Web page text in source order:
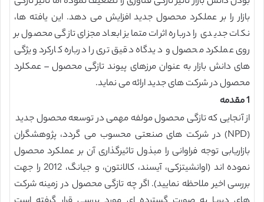
بازار را بر عملکرد محصول جدید افزایش می دهد. این یافته ها،
نکات جدیدی را درباره اثرات متمایز ابعاد مجزای تازگی محصول بر
روی عملکرد محصول و دیدگاه دقیق تری را درباره کارکرد ویژگی
های دانش بازار به عنوان مرزهای پیوند تازگی محصول – عمکلرد
محصول در شرکت های جدید ارائه می نماید.
1 مقدمه
از آنجایی که تازگی محصول مولفه مهمی در توسعه محصول جدید
(NPD) در شرکت های صنعتی محسوب می گردد، پژوهشگران
بازاریابی توجه فراوانی را مبذول تاثیرگذاری آن بر عملکرد محصول
نموده اند (اوانشیتزکی، آیسند، کالانتون، و جیانگ، 2012 را جهت
بررسی اخیر ملاحظه نمایید). اگر چه تازگی محصول در زمینه شرکت